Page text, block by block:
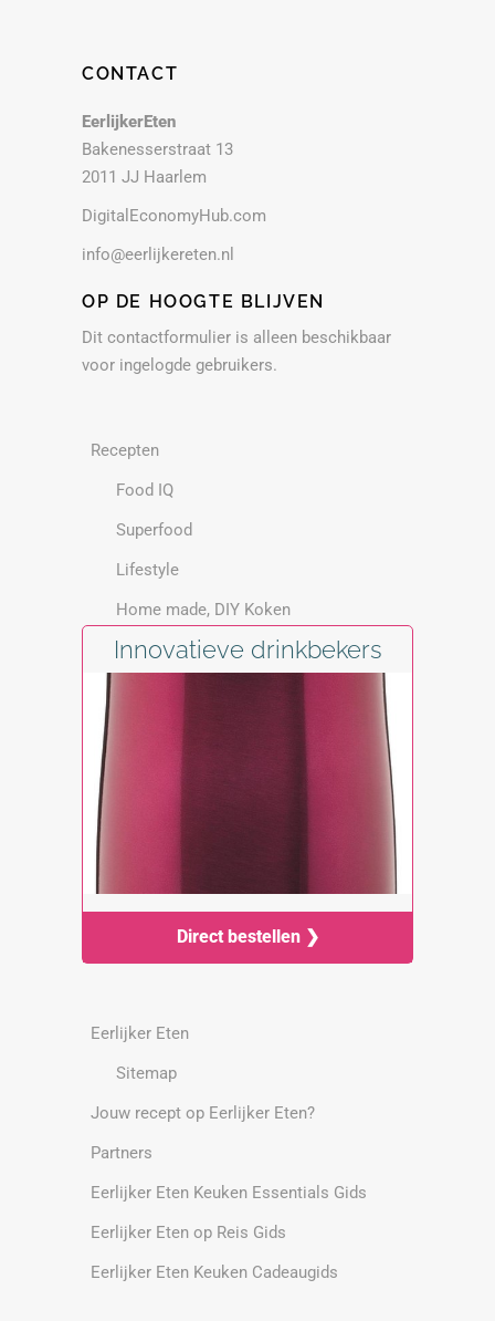
CONTACT
EerlijkerEten
Bakenesserstraat 13
2011 JJ Haarlem
DigitalEconomyHub.com
info@eerlijkereten.nl
OP DE HOOGTE BLIJVEN
Dit contactformulier is alleen beschikbaar
voor ingelogde gebruikers.
Recepten
Food IQ
Superfood
Lifestyle
Home made, DIY Koken
Innovatieve drinkbekers
Direct bestellen ❯
Eerlijker Eten
Sitemap
Jouw recept op Eerlijker Eten?
Partners
Eerlijker Eten Keuken Essentials Gids
Eerlijker Eten op Reis Gids
Eerlijker Eten Keuken Cadeaugids